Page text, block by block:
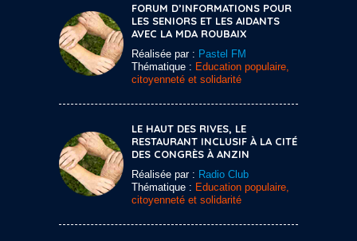
FORUM D’INFORMATIONS POUR
LES SENIORS ET LES AIDANTS
AVEC LA MDA ROUBAIX
Réalisée par : Pastel FM
Thématique : Education populaire,
citoyenneté et solidarité
LE HAUT DES RIVES, LE
RESTAURANT INCLUSIF À LA CITÉ
DES CONGRÈS À ANZIN
Réalisée par : Radio Club
Thématique : Education populaire,
citoyenneté et solidarité